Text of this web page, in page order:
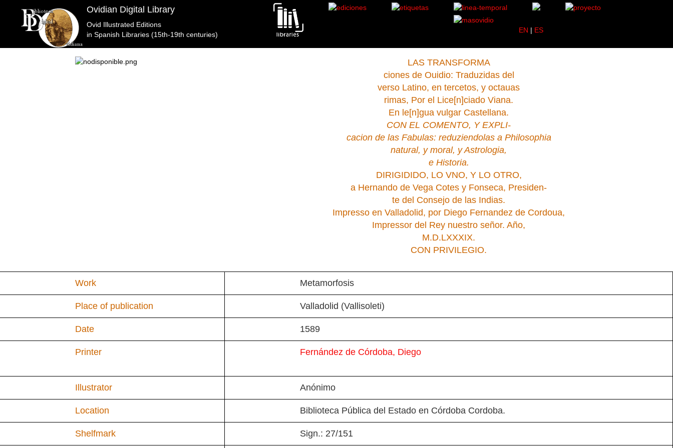
Ovidian Digital Library
Ovid Illustrated Editions
in Spanish Libraries (15th-19th centuries)
EN | ES
Biblioteca Pública del Estado en Córdoba Cordoba>Metamorfosis.Viana.Córdoba.Valladolid.1589 .
LAS TRANSFORMA
ciones de Ouidio: Traduzidas del
verso Latino, en tercetos, y octauas
rimas, Por el Lice[n]ciado Viana.
En le[n]gua vulgar Castellana.
CON EL COMENTO, Y EXPLI-
cacion de las Fabulas: reduziendolas a Philosophia
natural, y moral, y Astrologia,
e Historia.
DIRIGIDIDO, LO VNO, Y LO OTRO,
a Hernando de Vega Cotes y Fonseca, Presiden-
te del Consejo de las Indias.
Impresso en Valladolid, por Diego Fernandez de Cordoua,
Impressor del Rey nuestro señor. Año,
M.D.LXXXIX.
CON PRIVILEGIO.
Work Metamorfosis
Place of publication Valladolid (Vallisoleti)
Date 1589
Printer Fernández de Córdoba, Diego
Illustrator Anónimo
Location Biblioteca Pública del Estado en Córdoba Cordoba.
Shelfmark Sign.: 27/151